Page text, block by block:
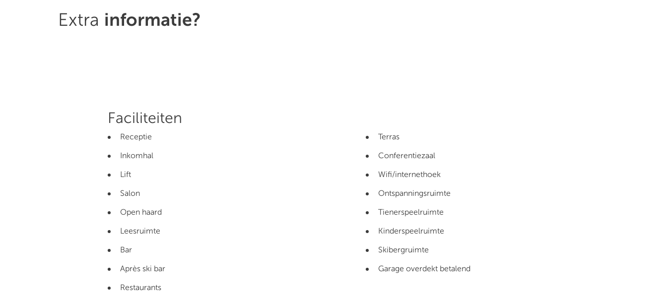
Extra informatie?
Faciliteiten
Receptie
Inkomhal
Lift
Salon
Open haard
Leesruimte
Bar
Après ski bar
Restaurants
Terras
Conferentiezaal
Wifi/internethoek
Ontspanningsruimte
Tienerspeelruimte
Kinderspeelruimte
Skibergruimte
Garage overdekt betalend